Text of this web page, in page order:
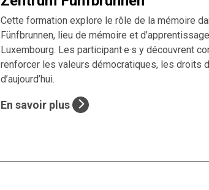
Cette formation explore le rôle de la mémoire
Fünfbrunnen, lieu de mémoire et
Luxembourg. Les participant·e·s y découvrent
renforcer les valeurs démocratiques, les droits
d’aujourd’hui.
En savoir plus